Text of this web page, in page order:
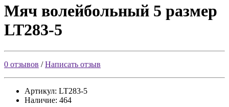
Мяч волейбольный 5 размер
LT283-5
0 отзывов /Написать отзыв
Артикул: LT283-5
Наличие: 464